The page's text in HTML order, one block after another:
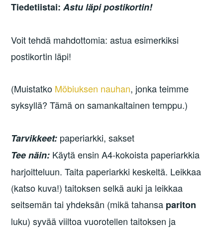
Tiedetiistai:Astu läpi postikortin!
Voit tehdä mahdottomia: astua esimerkiksi
postikortin läpi!
(Muistatko Möbiuksen nauhan, jonka teimme
syksyllä? Tämä on samankaltainen temppu.)
Tarvikkeet: paperiarkki, sakset
Tee näin: Käytä ensin A4-kokoista paperiarkkia
harjoitteluun. Taita paperiarkki keskeltä. Leikkaa
(katso kuva!) taitoksen selkä auki ja leikkaa
seitsemän tai yhdeksän (mikä tahansa pariton
luku) syvää viiltoa vuorotellen taitoksen ja